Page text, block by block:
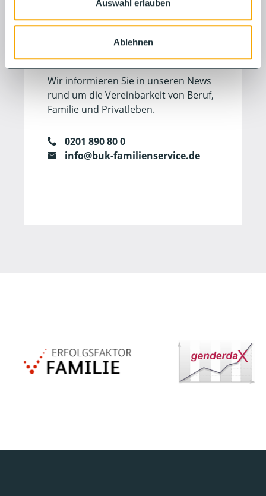
Auswahl erlauben
Ablehnen
geweckt?
Wir freuen uns über Ihre
Kontaktaufnahme.
Wir informieren Sie in unseren News
rund um die Vereinbarkeit von Beruf,
Familie und Privatleben.
0201 890 80 0
info@buk-familienservice.de